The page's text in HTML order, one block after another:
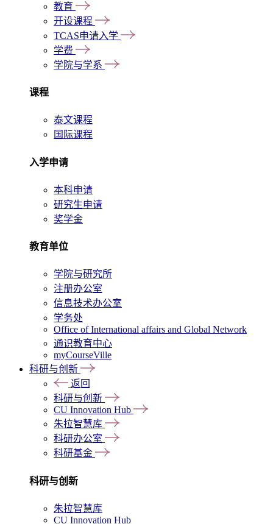
教育
开设课程
TCAS申请入学
学费
学院与学系
课程
泰文课程
国际课程
入学申请
本科申请
研究生申请
奖学金
教育单位
学院与研究所
注册办公室
信息技术办公室
学务处
Office of International affairs and Global Network
通识教育中心
myCourseVille
科研与创新
返回
科研与创新
CU Innovation Hub
朱拉智慧库
科研办公室
科研基金
科研与创新
朱拉智慧库
CU Innovation Hub